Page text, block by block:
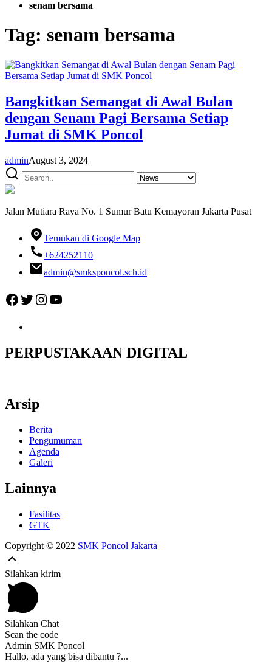
senam bersama
Tag: senam bersama
Bangkitkan Semangat di Awal Bulan
dengan Senam Pagi Bersama Setiap
Jumat di SMK Poncol
adminAugust 3, 2024
Jalan Mutiara Raya No. 1 Sumur Batu Kemayoran Jakarta Pusat
Temukan di Google Map
+624252110
admin@smksponcol.sch.id
Facebook
Twitter
Instagram
YouTube
PERPUSTAKAAN DIGITAL
Arsip
Berita
Pengumuman
Agenda
Galeri
Lainnya
Fasilitas
GTK
Copyright © 2022 SMK Poncol Jakarta
Silahkan kirim
Silahkan Chat
Scan the code
Admin SMK Poncol
Hallo, ada yang bisa dibantu ?...